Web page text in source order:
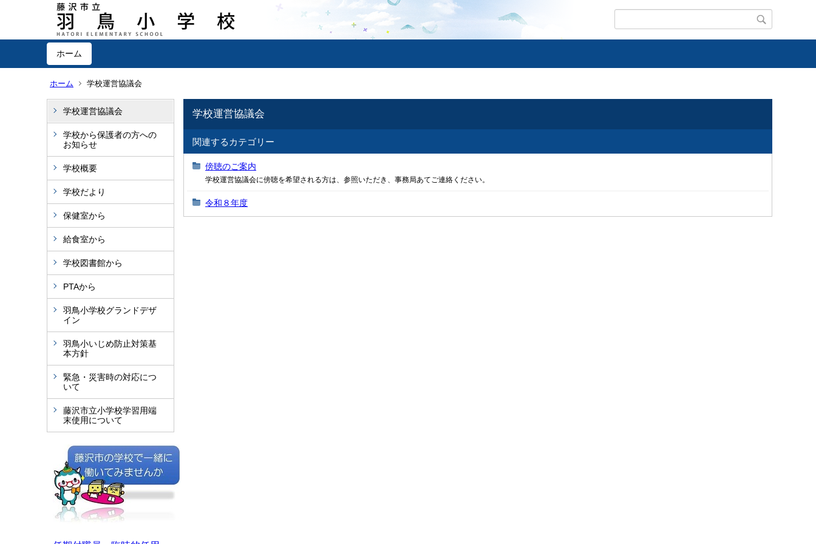
ホーム
ホーム 学校運営協議会
学校運営協議会
学校から保護者の方への
お知らせ
学校概要
学校だより
保健室から
給食室から
学校図書館から
PTAから
羽鳥小学校グランドデザ
イン
羽鳥小いじめ防止対策基
本方針
緊急・災害時の対応につ
いて
藤沢市立小学校学習用端
末使用について
学校運営協議会
関連するカテゴリー
傍聴のご案内
学校運営協議会に傍聴を希望される方は、参照いただき、事務局あてご連絡ください。
令和８年度